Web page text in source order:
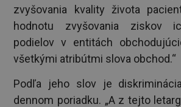
zvyšovania kvality života
hodnotu zvyšovania ziskov
podielov v entitách
všetkými atribútmi slova obchod.“
Podľa jeho slov je
dennom poriadku. „A z tejto